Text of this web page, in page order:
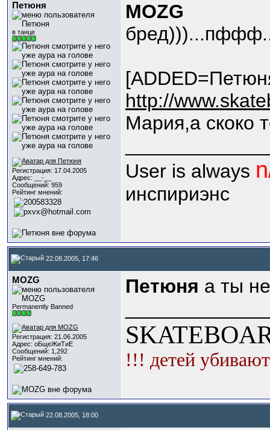
Петюня
в танце
Регистрация: 17.04.2005
Адрес: __-__
Сообщений: 959
Рейтинг мнений:
MOZG
http://
Мария,а скоко
User is always
инспириэнс
22.08.2005, 17:46
MOZG
Permanently Banned
Регистрация: 21.06.2005
Адрес: оБщеЖиТиЕ
Сообщений: 1,292
Рейтинг мнений:
Петюня а ты
!!! детей
22.08.2005, 18:00